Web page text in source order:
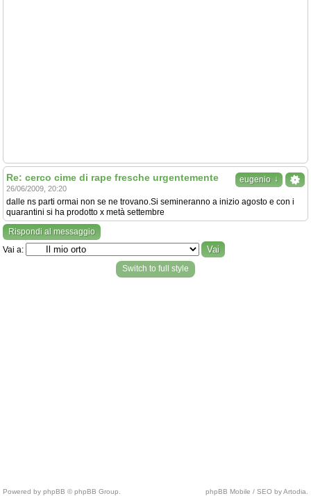
eugenio ↓
Re: cerco cime di rape fresche urgentemente
26/06/2009, 20:20
dalle ns parti ormai non se ne trovano.Si semineranno a inizio agosto e con i
quarantini si ha prodotto x metà settembre
Rispondi al messaggio
Vai a:
Switch to full style
Powered by phpBB © phpBB Group. phpBB Mobile / SEO by Artodia.